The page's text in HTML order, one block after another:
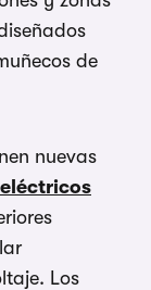
de
nuevas
Los